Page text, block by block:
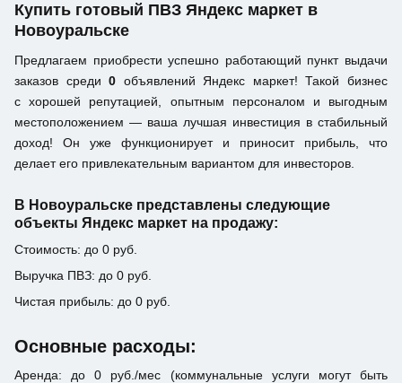
Купить готовый ПВЗ Яндекс маркет в
Новоуральске
Предлагаем приобрести успешно работающий пункт выдачи
заказов среди0 объявлений Яндекс маркет! Такой бизнес
с хорошей репутацией, опытным персоналом и выгодным
местоположением — ваша лучшая инвестиция в стабильный
доход! Он уже функционирует и приносит прибыль, что
делает его привлекательным вариантом для инвесторов.
В Новоуральске представлены следующие
объекты Яндекс маркет на продажу:
Стоимость: до 0 руб.
Выручка ПВЗ: до 0 руб.
Чистая прибыль: до 0 руб.
Основные расходы:
Аренда: до 0 руб./мес (коммунальные услуги могут быть